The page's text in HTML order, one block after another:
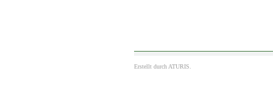
Erstellt durchATURIS.